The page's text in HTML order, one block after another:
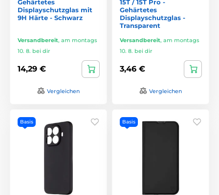
Gehärtetes
Displayschutzglas mit
9H Härte - Schwarz
Versandbereit, am montags
10. 8. bei dir
14,29 €
Vergleichen
15T / 15T Pro -
Gehärtetes
Displayschutzglas -
Transparent
Versandbereit, am montags
10. 8. bei dir
3,46 €
Vergleichen
Basis Basis